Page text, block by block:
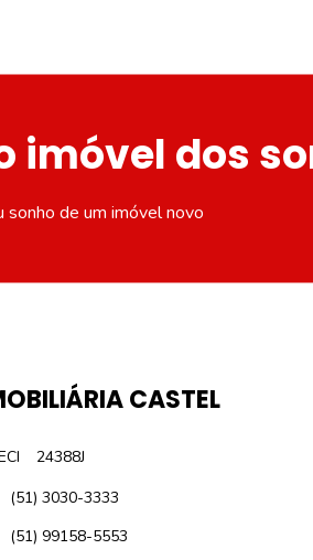
imóvel dos
sonho de um imóvel novo
CASTEL
24388J
(51) 3030-3333
(51) 99158-5553